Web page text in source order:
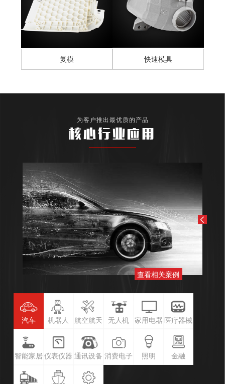
复模 快速模具
为客户推出最优质的产品
核心行业应用
查看相关案例
汽车 机器人 航空航天 无人机 家用电器 医疗器械
智能家居 仪表仪器 通讯设备 消费电子 照明 金融